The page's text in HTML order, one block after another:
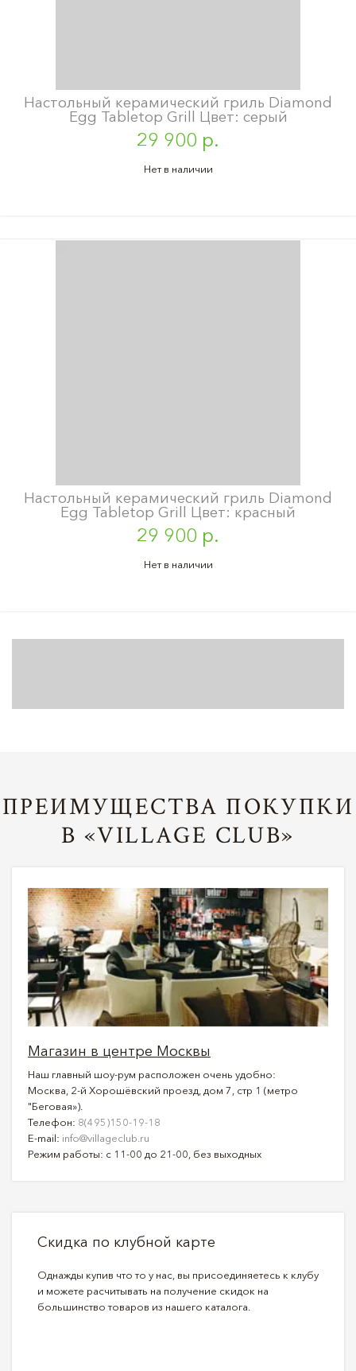
Настольный керамический гриль Diamond
Egg Tabletop Grill Цвет: серый
29 900 р.
Нет в наличии
Настольный керамический гриль Diamond
Egg Tabletop Grill Цвет: красный
29 900 р.
Нет в наличии
ПРЕИМУЩЕСТВА ПОКУПКИ
В «VILLAGE CLUB»
Магазин в центре Москвы
Наш главный шоу-рум расположен очень удобно:
Москва, 2-й Хорошёвский проезд, дом 7, стр 1 (метро
"Беговая»).
Телефон: 8(495)150-19-18
E-mail: info@villageclub.ru
Режим работы: с 11-00 до 21-00, без выходных
Скидка по клубной карте
Однажды купив что то у нас, вы присоединяетесь к клубу
и можете расчитывать на получение скидок на
большинство товаров из нашего каталога.